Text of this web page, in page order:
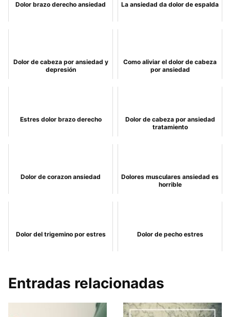
Dolor brazo derecho ansiedad La ansiedad da dolor de espalda
Dolor de cabeza por ansiedad y
depresión
Como aliviar el dolor de cabeza
por ansiedad
Estres dolor brazo derecho
Dolor de cabeza por ansiedad
tratamiento
Dolor de corazon ansiedad
Dolores musculares ansiedad es
horrible
Dolor del trigemino por estres Dolor de pecho estres
Entradas relacionadas